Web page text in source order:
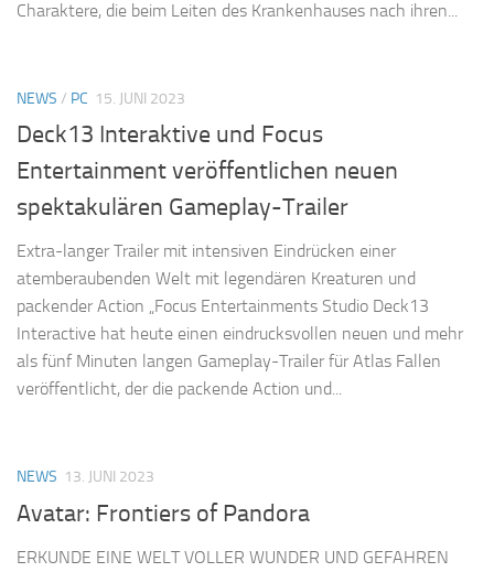
Charaktere, die beim Leiten des Krankenhauses nach ihren...
NEWS / PC 15. JUNI 2023
Deck13 Interaktive und Focus
Entertainment veröffentlichen neuen
spektakulären Gameplay-Trailer
Extra-langer Trailer mit intensiven Eindrücken einer
atemberaubenden Welt mit legendären Kreaturen und
packender Action „Focus Entertainments Studio Deck13
Interactive hat heute einen eindrucksvollen neuen und mehr
als fünf Minuten langen Gameplay-Trailer für Atlas Fallen
veröffentlicht, der die packende Action und...
NEWS 13. JUNI 2023
Avatar: Frontiers of Pandora
ERKUNDE EINE WELT VOLLER WUNDER UND GEFAHREN